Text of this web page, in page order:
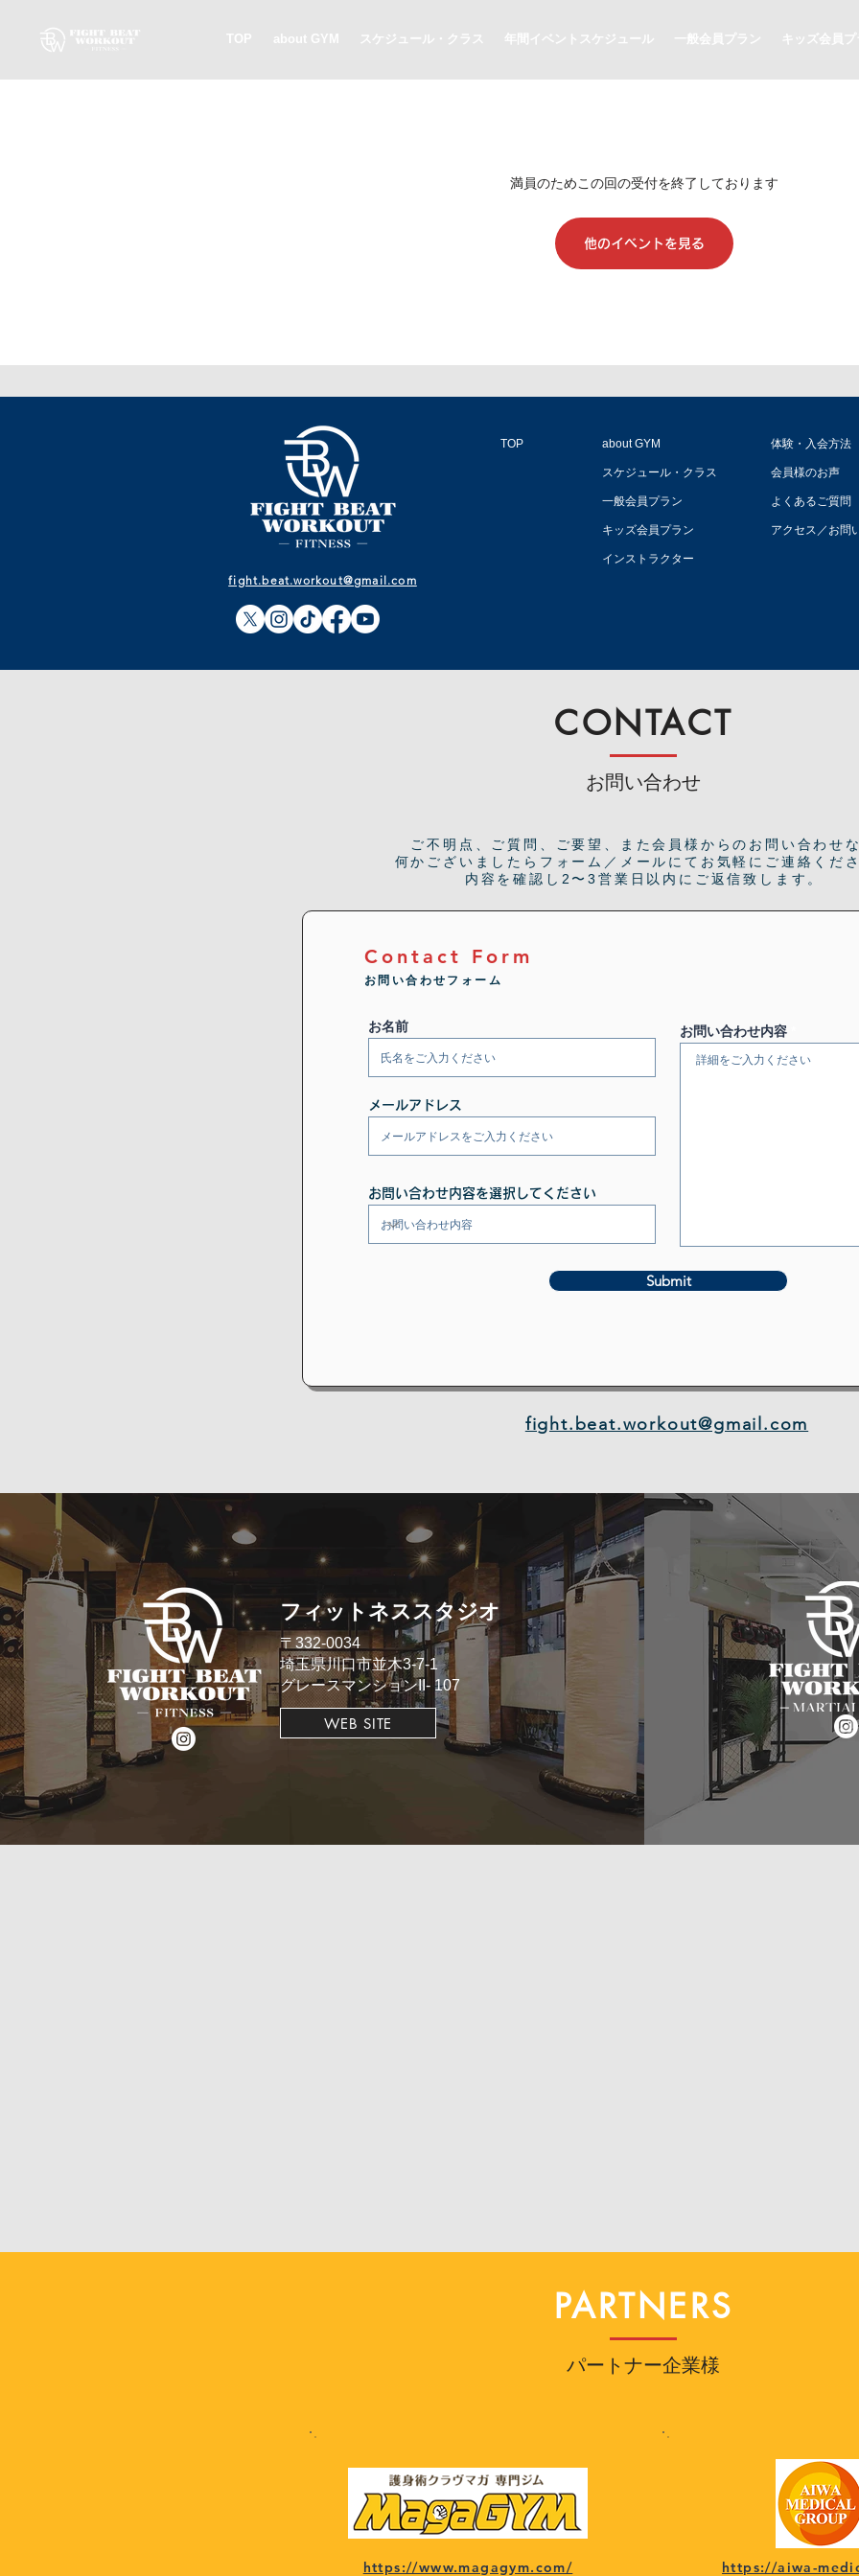
TOP about GYM スケジュール・クラス 年間イベントスケジュール 一般会員プラン キッズ会員
満員のためこの回の受付を終了しております
他のイベントを見る
TOP about GYM
スケジュール・クラス
一般会員プラン
キッズ会員プラン
インストラクター
体験・入会方法
会員様のお声
よくあるご質問
アクセス／お問
fight.beat.workout@gmail.com
CONTACT
お問い合わせ
ご不明点、ご質問、ご要望、また会員様からのお問い合わせ
何かございましたらフォーム／メールにてお気軽にご連絡くだ
内容を確認し2〜3営業日以内にご返信致します。
Contact Form
お問い合わせフォーム
お名前
メールアドレス
お問い合わせ内容を選択してください
お問い合わせ内容
Submit
fight.beat.workout@gmail.com
​フィットネススタジオ
​〒332-0034
埼玉県川口市並木3-7-1
​グレースマンションII- 107
WEB SITE
PARTNERS
パートナー企業様
https://www.magagym.com/ https://aiwa-